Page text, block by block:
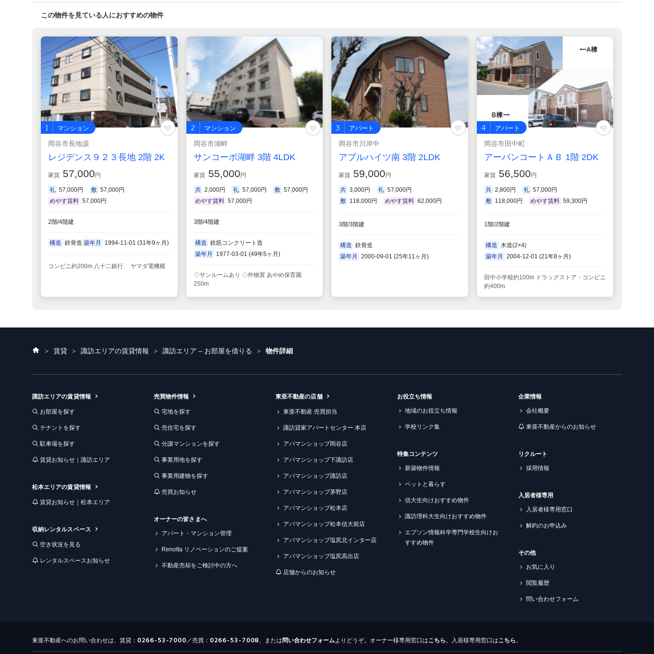
この物件を見ている人におすすめの物件
1 マンション
岡谷市長地源
レジデンス９２３長地 2階 2K
家賃 57,000 円
礼 57,000円 敷 57,000円
めやす賃料 57,000円
2階/4階建
構造 鉄骨造 築年月 1994-11-01 (31年9ヶ月)
コンビニ約200m 八十二銀行、 ヤマダ電機横
2 マンション
岡谷市湖畔
サンコーポ湖畔 3階 4LDK
家賃55,000 円
共 2,000円 礼 57,000円 敷 57,000円
めやす賃料 57,000円
3階/4階建
構造 鉄筋コンクリート造
築年月
1977-03-01 (49年5ヶ月)
◇サンルームあり ◇外物置 あやめ保育園
250m
3 アパート
岡谷市川岸中
アプルハイツ南 3階 2LDK
家賃 59,000 円
共 3,000円 礼 57,000円
敷 118,000円 めやす賃料 62,000円
3階/3階建
構造 鉄骨造
築年月
2000-09-01 (25年11ヶ月)
4 アパート
岡谷市田中町
アーバンコートＡＢ 1階 2DK
家賃56,500 円
共 2,800円 礼 57,000円
敷
118,000円 めやす賃料 59,300円
1階/2階建
構造 木造(2×4)
築年月
2004-12-01 (21年8ヶ月)
田中小学校約100m ドラッグストア・コンビニ
約400m
ホ
ム
賃貸 諏訪エリアの賃貸情報 諏訪エリア – お部屋を借りる 物件詳細
諏訪エリアの賃貸情報
お部屋を探す
テナントを探す
駐車場を探す
賃貸お知らせ｜諏訪エリア
松本エリアの賃貸情報
賃貸お知らせ｜松本エリア
収納レンタルスペース
空き状況を見る
レンタルスペースお知らせ
売買物件情報
宅地を探す
売住宅を探す
分譲マンションを探す
事業用地を探す
事業用建物を探す
売買お知らせ
オーナーの皆さまへ
アパート・マンション管理
Renotta リノベーションのご提案
不動産売却をご検討中の方へ
東亜不動産の店舗
東亜不動産 売買担当
諏訪貸家アパートセンター 本店
アパマンショップ岡谷店
アパマンショップ下諏訪店
アパマンショップ諏訪店
アパマンショップ茅野店
アパマンショップ松本店
アパマンショップ松本信大前店
アパマンショップ塩尻北インター店
アパマンショップ塩尻高出店
店舗からのお知らせ
お役立ち情報
地域のお役立ち情報
学校リンク集
特集コンテンツ
新築物件情報
ペットと暮らす
信大生向けおすすめ物件
諏訪理科大生向けおすすめ物件
エプソン情報科学専門学校生向けお
すすめ物件
企業情報
会社概要
東亜不動産からのお知らせ
リクルート
採用情報
入居者様専用
入居者様専用窓口
解約のお申込み
その他
お気に入り
閲覧履歴
問い合わせフォーム
東亜不動産へのお問い合わせは、賃貸： 0266-53-7000／売買： 0266-53-7008、または 問い合わせフォームよりどうぞ。オーナー様専用窓口はこちら。入居様専用窓口はこちら。